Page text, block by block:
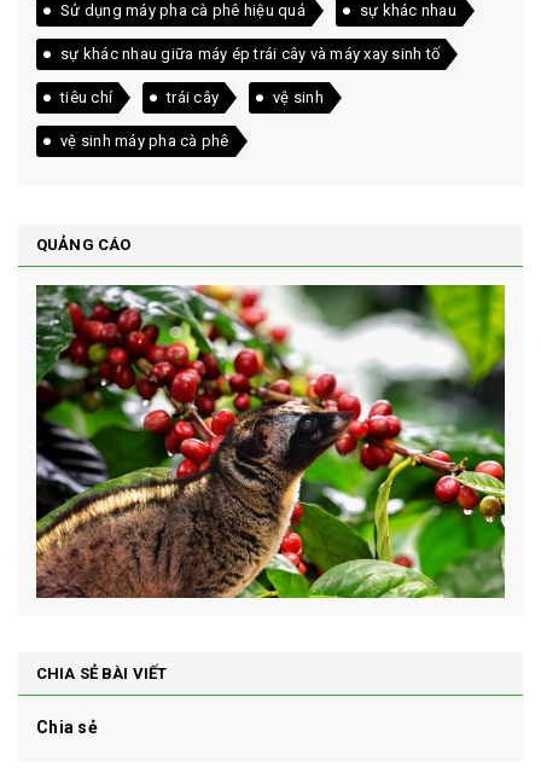
Sử dụng máy pha cà phê hiệu quả sự khác nhau
sự khác nhau giữa máy ép trái cây và máy xay sinh tố
tiêu chí trái cây vệ sinh
vệ sinh máy pha cà phê
QUẢNG CÁO
CHIA SẺ BÀI VIẾT
Chia sẻ